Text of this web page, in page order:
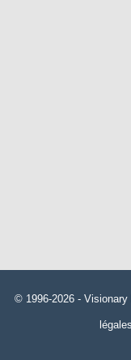
© 1996-2026 - Visionary
légales